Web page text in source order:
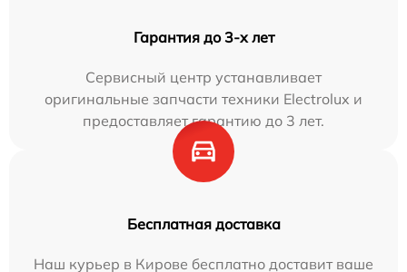
Гарантия до 3-х лет
Сервисный центр устанавливает
оригинальные запчасти техники Electrolux и
предоставляет гарантию до 3 лет.
Бесплатная доставка
Наш курьер в Кирове бесплатно доставит ваше